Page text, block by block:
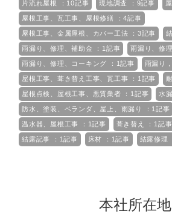
片流れ屋根 ：10記事 現地調査 ：9記事
屋根工事、瓦工事、屋根修繕 ：4記事
屋根工事、金属屋根、カバー工法 ：3記事
雨漏り、修理、補助金 ：1記事 雨漏り、修
雨漏り、修理、コーキング ：1記事 雨漏り
屋根工事、葺き替え工事、瓦工事 ：1記事
屋根点検、屋根工事、悪質業者 ：1記事 水
防水、塗装、ベランダ、屋上、雨漏り ：1記事
温水器、屋根工事 ：1記事 葺き替え ：1記事
結露記事 ：1記事 床材 ：1記事 結露修理
本社所在地